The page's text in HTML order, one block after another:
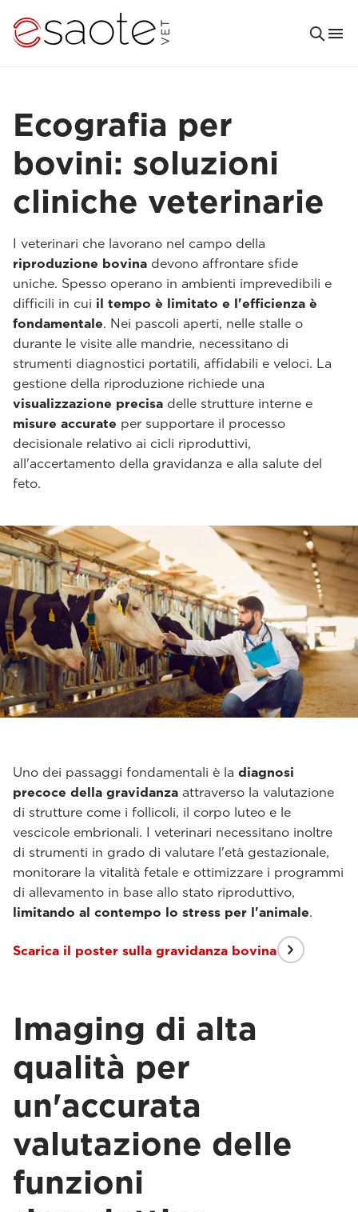
Ecografia per
bovini: soluzioni
cliniche veterinarie
I veterinari che lavorano nel campo della
riproduzione bovina devono affrontare sfide
uniche. Spesso operano in ambienti imprevedibili e
difficili in cui il tempo è limitato e l'efficienza è
fondamentale. Nei pascoli aperti, nelle stalle o
durante le visite alle mandrie, necessitano di
strumenti diagnostici portatili, affidabili e veloci. La
gestione della riproduzione richiede una
visualizzazione precisa delle strutture interne e
misure accurate per supportare il processo
decisionale relativo ai cicli riproduttivi,
all'accertamento della gravidanza e alla salute del
feto.
Uno dei passaggi fondamentali è la diagnosi
precoce della gravidanza attraverso la valutazione
di strutture come i follicoli, il corpo luteo e le
vescicole embrionali. I veterinari necessitano inoltre
di strumenti in grado di valutare l'età gestazionale,
monitorare la vitalità fetale e ottimizzare i programmi
di allevamento in base allo stato riproduttivo,
limitando al contempo lo stress per l'animale.
Scarica il poster sulla gravidanza bovina
Imaging di alta
qualità per
un'accurata
valutazione delle
funzioni